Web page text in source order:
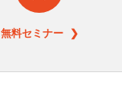
無料セミナー ❯